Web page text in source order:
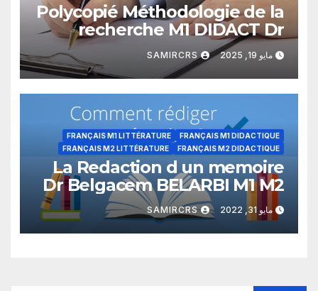
Polycopié Méthodologie de la
recherche M1 DIDACT Dr
BELGHITAR Imène
مايو 19, 2025 SAMIRCRS
FRANÇAIS M1 DIDACTIQUE
FRANÇAIS M1 LITTÉRATURE
FRANÇAIS M2 DIDACTIQUE
FRANÇAIS M2 LITTÉRATURE
La Redaction d un memoire
Dr Belgacem BELARBI M1 M2
DOC
مايو 31, 2022 SAMIRCRS